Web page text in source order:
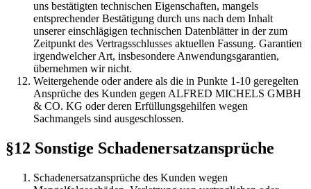
uns bestätigten technischen Eigenschaften, mangels
entsprechender Bestätigung durch uns nach dem Inhalt
unserer einschlägigen technischen Datenblätter in der zum
Zeitpunkt des Vertragsschlusses aktuellen Fassung. Garantien
irgendwelcher Art, insbesondere Anwendungsgarantien,
übernehmen wir nicht.
Weitergehende oder andere als die in Punkte 1-10 geregelten
Ansprüche des Kunden gegen ALFRED MICHELS GMBH
& CO. KG oder deren Erfüllungsgehilfen wegen
Sachmangels sind ausgeschlossen.
§12 Sonstige Schadenersatzansprüche
Schadenersatzansprüche des Kunden wegen